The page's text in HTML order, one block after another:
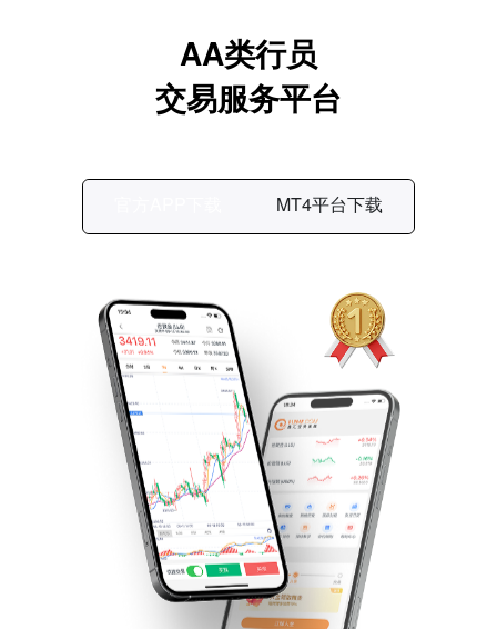
AA类行员
交易服务平台
MT4平台下载